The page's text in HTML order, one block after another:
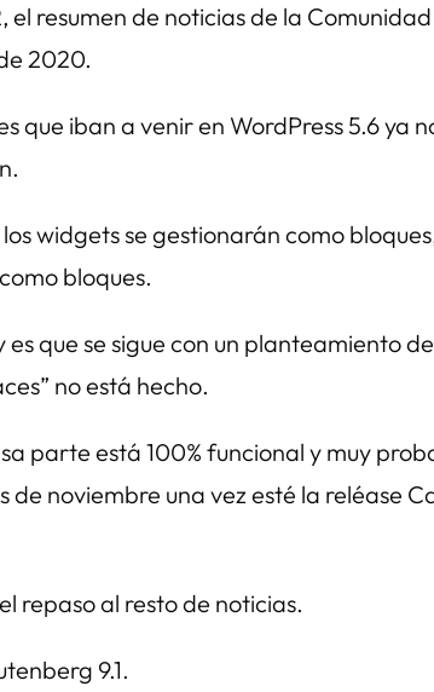
resumen de noticias de la
2020.
que iban a venir en WordPress 5.6 ya
widgets se gestionarán como
bloques.
que se sigue con un planteamiento
no está hecho.
parte está 100% funcional y muy
noviembre una vez esté la reléase
repaso al resto de noticias.
9.1.